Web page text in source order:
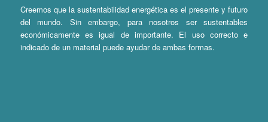
Creemos que la sustentabilidad energética es el presente y futuro
del mundo. Sin embargo, para nosotros ser sustentables
económicamente es igual de importante. El uso correcto e
indicado de un material puede ayudar de ambas formas.